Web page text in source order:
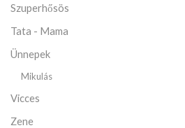
Szuperhősös
Tata - Mama
Ünnepek
Mikulás
Vicces
Zene